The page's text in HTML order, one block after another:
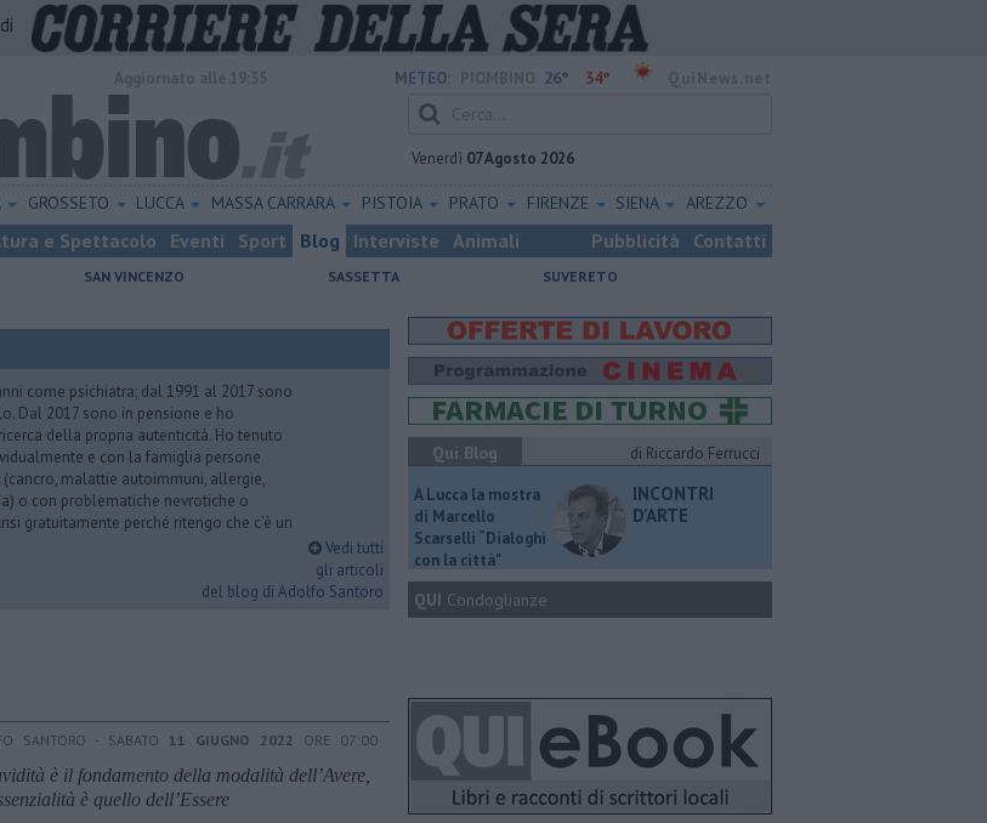
METEO: 26° 34°
Venerdì 07 Agosto 2026
GROSSETO LUCCA MASSA CARRARA PISTOIA PRATO FIRENZE SIENA AREZZO
e Spettacolo Eventi Sport Blog Interviste Animali Pubblicità Contatti
SAN VINCENZO SASSETTA SUVERETO
come psichiatra; dal 1991 al 2017 sono
Dal 2017 sono in pensione e ho
della propria autenticità. Ho tenuto
e con la famiglia persone
malattie autoimmuni, allergie,
o con problematiche nevrotiche o
gratuitamente perché ritengo che c’è un
Vedi tutti
gli articoli
del blog di Adolfo Santoro
SANTORO - SABATO 11 GIUGNO 2022 ORE 07:00
è il fondamento della modalità dell’Avere,
è quello dell’Essere
Qui Blog
di Riccardo Ferrucci
A Lucca la mostra
di Marcello
Scarselli “Dialoghi
con la città"
INCONTRI
D'ARTE
QUI Condoglianze